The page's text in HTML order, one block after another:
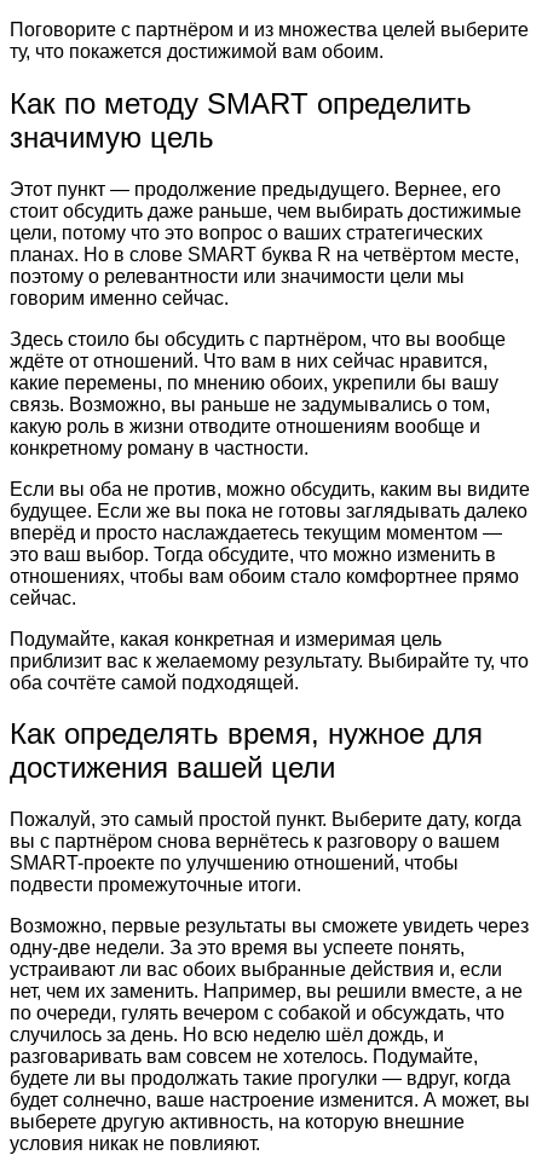
Поговорите с партнёром и из множества целей выберите
ту, что покажется достижимой вам обоим.
Как по методу SMART определить
значимую цель
Этот пункт — продолжение предыдущего. Вернее, его
стоит обсудить даже раньше, чем выбирать достижимые
цели, потому что это вопрос о ваших стратегических
планах. Но в слове SMART буква R на четвёртом месте,
поэтому о релевантности или значимости цели мы
говорим именно сейчас.
Здесь стоило бы обсудить с партнёром, что вы вообще
ждёте от отношений. Что вам в них сейчас нравится,
какие перемены, по мнению обоих, укрепили бы вашу
связь. Возможно, вы раньше не задумывались о том,
какую роль в жизни отводите отношениям вообще и
конкретному роману в частности.
Если вы оба не против, можно обсудить, каким вы видите
будущее. Если же вы пока не готовы заглядывать далеко
вперёд и просто наслаждаетесь текущим моментом —
это ваш выбор. Тогда обсудите, что можно изменить в
отношениях, чтобы вам обоим стало комфортнее прямо
сейчас.
Подумайте, какая конкретная и измеримая цель
приблизит вас к желаемому результату. Выбирайте ту, что
оба сочтёте самой подходящей.
Как определять время, нужное для
достижения вашей цели
Пожалуй, это самый простой пункт. Выберите дату, когда
вы с партнёром снова вернётесь к разговору о вашем
SMART-проекте по улучшению отношений, чтобы
подвести промежуточные итоги.
Возможно, первые результаты вы сможете увидеть через
одну-две недели. За это время вы успеете понять,
устраивают ли вас обоих выбранные действия и, если
нет, чем их заменить. Например, вы решили вместе, а не
по очереди, гулять вечером с собакой и обсуждать, что
случилось за день. Но всю неделю шёл дождь, и
разговаривать вам совсем не хотелось. Подумайте,
будете ли вы продолжать такие прогулки — вдруг, когда
будет солнечно, ваше настроение изменится. А может, вы
выберете другую активность, на которую внешние
условия никак не повлияют.